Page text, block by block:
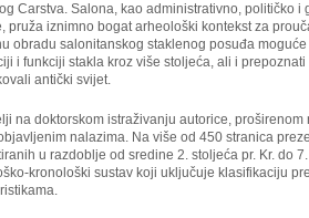
Carstva. Salona, kao administrativno, političko i
pruža iznimno bogat arheološki kontekst za
obradu salonitanskog staklenog posuđa
i funkciji stakla kroz više stoljeća, ali i
antički svijet.
na doktorskom istraživanju autorice,
nalazima. Na više od 450 stranica
u razdoblje od sredine 2. stoljeća pr. Kr. do
kronološki sustav koji uključuje klasifikaciju